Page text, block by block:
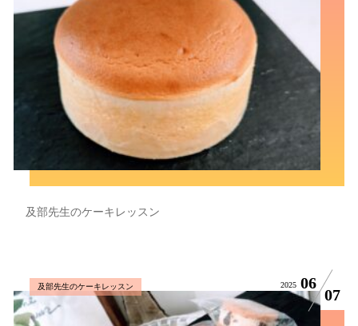
及部先生のケーキレッスン
及部先生のケーキレッスン 2025 06
07